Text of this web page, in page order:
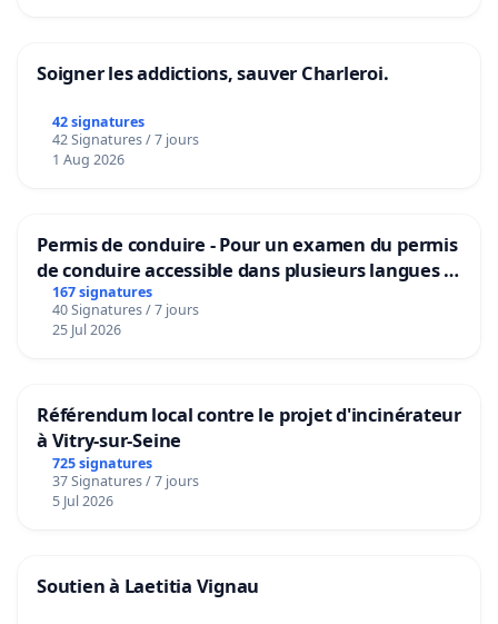
Soigner les addictions, sauver Charleroi.
42 signatures
42 Signatures / 7 jours
1 Aug 2026
Permis de conduire - Pour un examen du permis
de conduire accessible dans plusieurs langues à
Bruxelles
167 signatures
40 Signatures / 7 jours
25 Jul 2026
Référendum local contre le projet d'incinérateur
à Vitry-sur-Seine
725 signatures
37 Signatures / 7 jours
5 Jul 2026
Soutien à Laetitia Vignau